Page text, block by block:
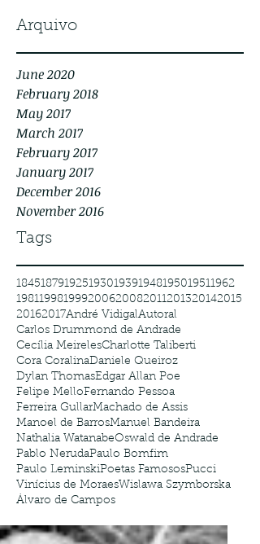
Arquivo
Tags
June 2020
February 2018
May 2017
March 2017
February 2017
January 2017
December 2016
November 2016
184518791925193019391948195019511962
198119981999200620082011201320142015
20162017André VidigalAutoral
Carlos Drummond de Andrade
Cecília MeirelesCharlotte Taliberti
Cora CoralinaDaniele Queiroz
Dylan ThomasEdgar Allan Poe
Felipe MelloFernando Pessoa
Ferreira GullarMachado de Assis
Manoel de BarrosManuel Bandeira
Nathalia WatanabeOswald de Andrade
Pablo NerudaPaulo Bomfim
Paulo LeminskiPoetas FamososPucci
Vinícius de MoraesWislawa Szymborska
Álvaro de Campos